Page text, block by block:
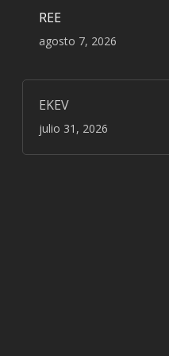
REE
agosto 7, 2026
EKEV
julio 31, 2026